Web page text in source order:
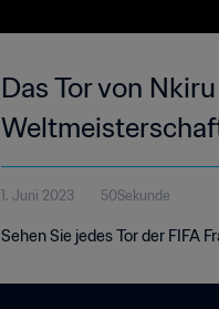
Das Tor von
1. Juni 2023 50Sekunde
Sehen Sie jedes Tor der FIFA